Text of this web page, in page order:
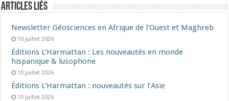
Articles liés
Newsletter Géosciences en Afrique de l’Ouest et Maghreb
10 juillet 2026
Éditions L’Harmattan : Les nouveautés en monde
hispanique & lusophone
10 juillet 2026
Éditions L’Harmattan : nouveautés sur l’Asie
10 juillet 2026